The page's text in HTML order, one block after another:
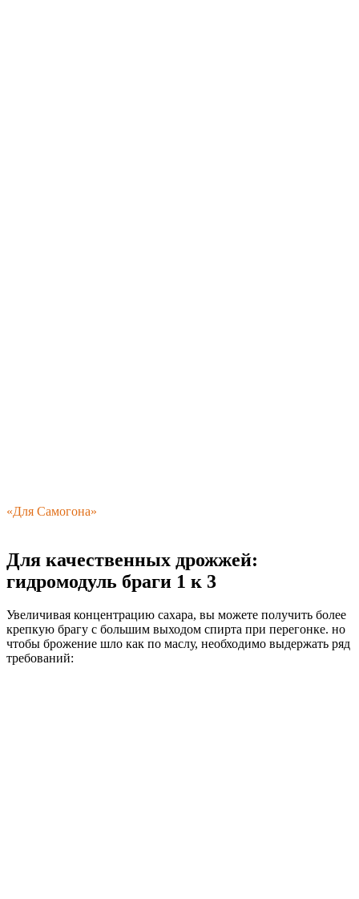
«Для Самогона»
Для качественных дрожжей:
гидромодуль браги 1 к 3
Увеличивая концентрацию сахара, вы можете получить более
крепкую брагу с большим выходом спирта при перегонке. но
чтобы брожение шло как по маслу, необходимо выдержать ряд
требований: